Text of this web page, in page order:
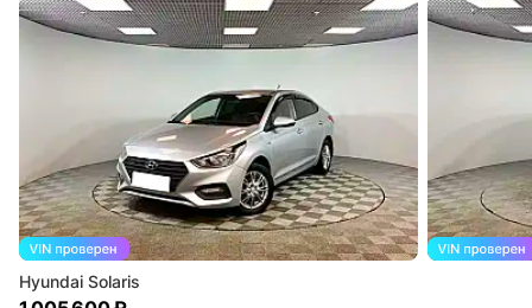
Hyundai Solaris